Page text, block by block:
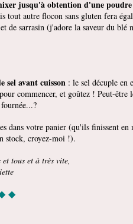
jusqu'à obtention d'une
autre flocon sans gluten fera
sarrasin (j'adore la saveur du blé
sel avant cuisson: le sel décuple en
commencer, et goûtez ! Peut-être
dans votre panier (qu'ils finissent
stock, croyez-moi !).
tous et à très vite,
◆